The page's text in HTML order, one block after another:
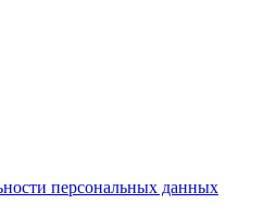
персональных данных